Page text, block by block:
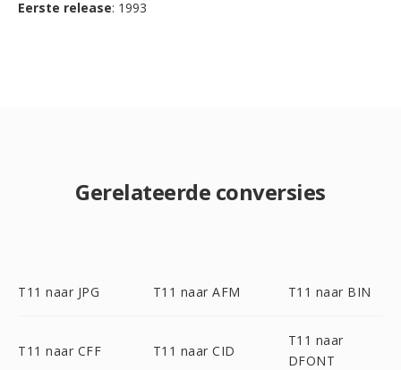
Eerste release: 1993
Gerelateerde conversies
T11 naar JPG T11 naar AFM T11 naar BIN
T11 naar CFF T11 naar CID
T11 naar
DFONT